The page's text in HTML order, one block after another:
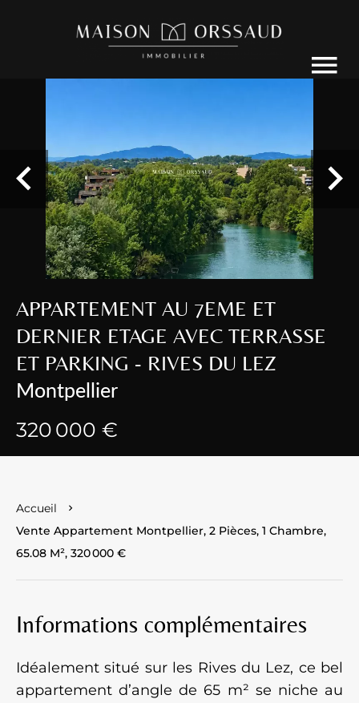
APPARTEMENT AU 7EME ET
DERNIER ETAGE AVEC TERRASSE
ET PARKING - RIVES DU LEZ
Montpellier
320 000 €
Accueil
Vente Appartement Montpellier, 2 Pièces, 1 Chambre,
65.08 M², 320 000 €
Informations complémentaires
Idéalement situé sur les Rives du Lez, ce bel
appartement d’angle de 65 m² se niche au